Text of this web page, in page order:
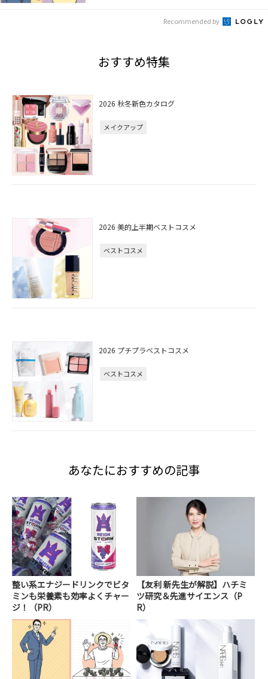
Recommended by
おすすめ特集
2026 秋冬新色カタログ
メイクアップ
2026 美的上半期ベストコスメ
ベストコスメ
2026 プチプラベストコスメ
ベストコスメ
あなたにおすすめの記事
整い系エナジードリンクでビタ
ミンも栄養素も効率よくチャー
ジ！（PR）
【友利 新先生が解説】ハチミ
ツ研究＆先進サイエンス（P
R）